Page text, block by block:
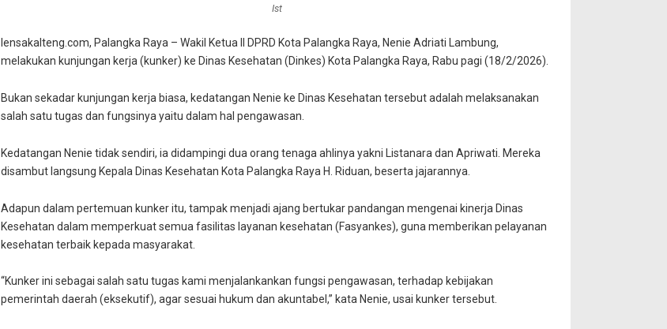
Ist
lensakalteng.com, Palangka Raya – Wakil Ketua II DPRD Kota Palangka Raya, Nenie Adriati Lambung,
melakukan kunjungan kerja (kunker) ke Dinas Kesehatan (Dinkes) Kota Palangka Raya, Rabu pagi (18/2/2026).
Bukan sekadar kunjungan kerja biasa, kedatangan Nenie ke Dinas Kesehatan tersebut adalah melaksanakan
salah satu tugas dan fungsinya yaitu dalam hal pengawasan.
Kedatangan Nenie tidak sendiri, ia didampingi dua orang tenaga ahlinya yakni Listanara dan Apriwati. Mereka
disambut langsung Kepala Dinas Kesehatan Kota Palangka Raya H. Riduan, beserta jajarannya.
Adapun dalam pertemuan kunker itu, tampak menjadi ajang bertukar pandangan mengenai kinerja Dinas
Kesehatan dalam memperkuat semua fasilitas layanan kesehatan (Fasyankes), guna memberikan pelayanan
kesehatan terbaik kepada masyarakat.
“Kunker ini sebagai salah satu tugas kami menjalankankan fungsi pengawasan, terhadap kebijakan
pemerintah daerah (eksekutif), agar sesuai hukum dan akuntabel,” kata Nenie, usai kunker tersebut.